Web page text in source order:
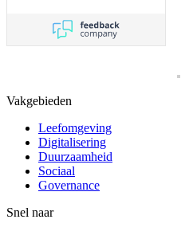
Vakgebieden
Leefomgeving
Digitalisering
Duurzaamheid
Sociaal
Governance
Snel naar